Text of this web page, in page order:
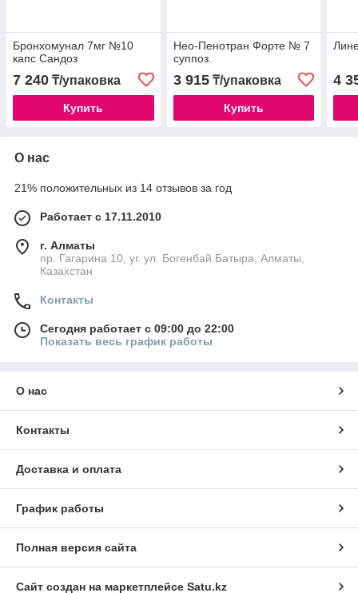
Бронхомунал 7мг №10
капс Сандоз
7 240 ₸/упаковка
Купить
Нео-Пенотран Форте № 7
суппоз.
3 915₸/упаковка
Купить
4
О нас
21% положительных из 14 отзывов за год
Работает с 17.11.2010
г. Алматы
пр. Гагарина 10, уг. ул. Богенбай Батыра, Алматы,
Казахстан
Контакты
Сегодня работает с 09:00 до 22:00
Показать весь график работы
О нас
Контакты
Доставка и оплата
График работы
Полная версия сайта
Сайт создан на маркетплейсе Satu.kz